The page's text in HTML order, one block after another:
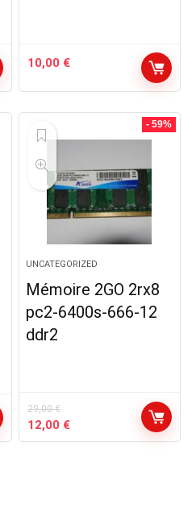
10,00 €
- 59%
UNCATEGORIZED
Mémoire 2GO 2rx8
pc2-6400s-666-12
ddr2
29,00€
Le
prix
12,00 €Le
prix